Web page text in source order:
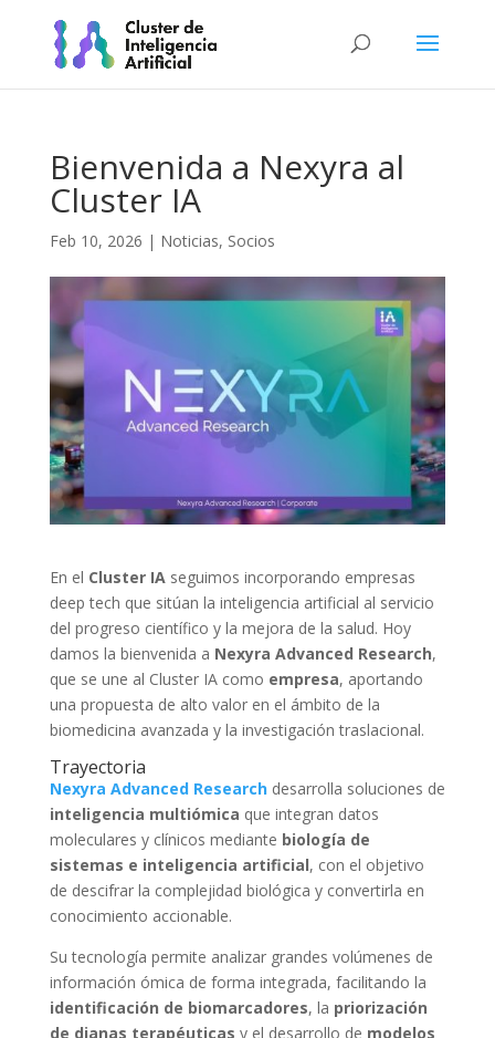
Bienvenida a Nexyra al
Cluster IA
Feb 10, 2026 | Noticias, Socios
En el Cluster IAseguimos incorporando empresas
deep tech que sitúan la inteligencia artificial al servicio
del progreso científico y la mejora de la salud. Hoy
damos la bienvenida a Nexyra Advanced Research,
que se une al Cluster IA como empresa, aportando
una propuesta de alto valor en el ámbito de la
biomedicina avanzada y la investigación traslacional.
Trayectoria
Nexyra Advanced Researchdesarrolla soluciones de
inteligencia multiómica que integran datos
moleculares y clínicos mediante biología de
sistemas e inteligencia artificial, con el objetivo
de descifrar la complejidad biológica y convertirla en
conocimiento accionable.
Su tecnología permite analizar grandes volúmenes de
información ómica de forma integrada, facilitando la
identificación de biomarcadores, la priorización
de dianas terapéuticas y el desarrollo de modelos